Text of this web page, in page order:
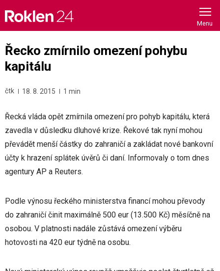
content
Řecko zmírnilo omezení pohybu
kapitálu
čtk 18. 8. 2015 1 min
Řecká vláda opět zmírnila omezení pro pohyb kapitálu, která
zavedla v důsledku dluhové krize. Řekové tak nyní mohou
převádět menší částky do zahraničí a zakládat nové bankovní
účty k hrazení splátek úvěrů či daní. Informovaly o tom dnes
agentury AP a Reuters.
Podle výnosu řeckého ministerstva financí mohou převody
do zahraničí činit maximálně 500 eur (13.500 Kč) měsíčně na
osobou. V platnosti nadále zůstává omezení výběru
hotovosti na 420 eur týdně na osobu.